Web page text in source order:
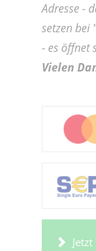
Adresse -
setzen bei
- es öffnet
Vielen